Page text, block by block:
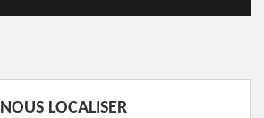
NOUS LOCALISER